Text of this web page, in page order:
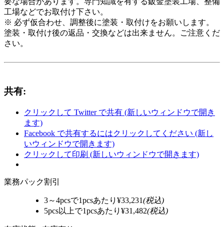
工場などでお取付け下さい。
※ 必ず仮合わせ、調整後に塗装・取付けをお願いします。
塗装・取付け後の返品・交換などは出来ません。ご注意くだ
さい。
共有:
クリックして Twitter で共有 (新しいウィンドウで開き
ます)
Facebook で共有するにはクリックしてください (新し
いウィンドウで開きます)
クリックして印刷 (新しいウィンドウで開きます)
業務パック割引
3～4pcsで1pcsあたり ¥33,231(税込)
5pcs以上で1pcsあたり ¥31,482(税込)